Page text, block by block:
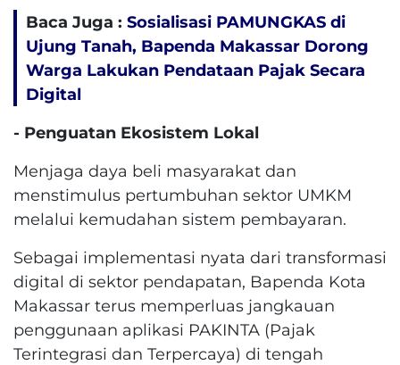
Baca Juga : Sosialisasi PAMUNGKAS di
Ujung Tanah, Bapenda Makassar Dorong
Warga Lakukan Pendataan Pajak Secara
Digital
​- Penguatan Ekosistem Lokal
Menjaga daya beli masyarakat dan
menstimulus pertumbuhan sektor UMKM
melalui kemudahan sistem pembayaran.
​Sebagai implementasi nyata dari transformasi
digital di sektor pendapatan, Bapenda Kota
Makassar terus memperluas jangkauan
penggunaan aplikasi PAKINTA (Pajak
Terintegrasi dan Terpercaya) di tengah